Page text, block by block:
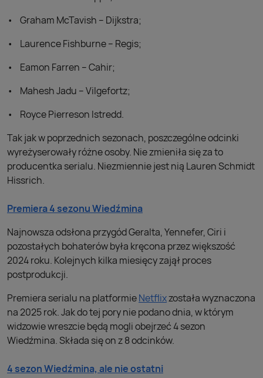
Graham McTavish – Dijkstra;
Laurence Fishburne – Regis;
Eamon Farren – Cahir;
Mahesh Jadu – Vilgefortz;
Royce Pierreson Istredd.
Tak jak w poprzednich sezonach, poszczególne odcinki
wyreżyserowały różne osoby. Nie zmieniła się za to
producentka serialu. Niezmiennie jest nią Lauren Schmidt
Hissrich.
Premiera 4 sezonu Wiedźmina
Najnowsza odsłona przygód Geralta, Yennefer, Ciri i
pozostałych bohaterów była kręcona przez większość
2024 roku. Kolejnych kilka miesięcy zajął proces
postprodukcji.
Premiera serialu na platformieNetflixzostała wyznaczona
na 2025 rok. Jak do tej pory nie podano dnia, w którym
widzowie wreszcie będą mogli obejrzeć 4 sezon
Wiedźmina. Składa się on z 8 odcinków.
4 sezon Wiedźmina, ale nie ostatni